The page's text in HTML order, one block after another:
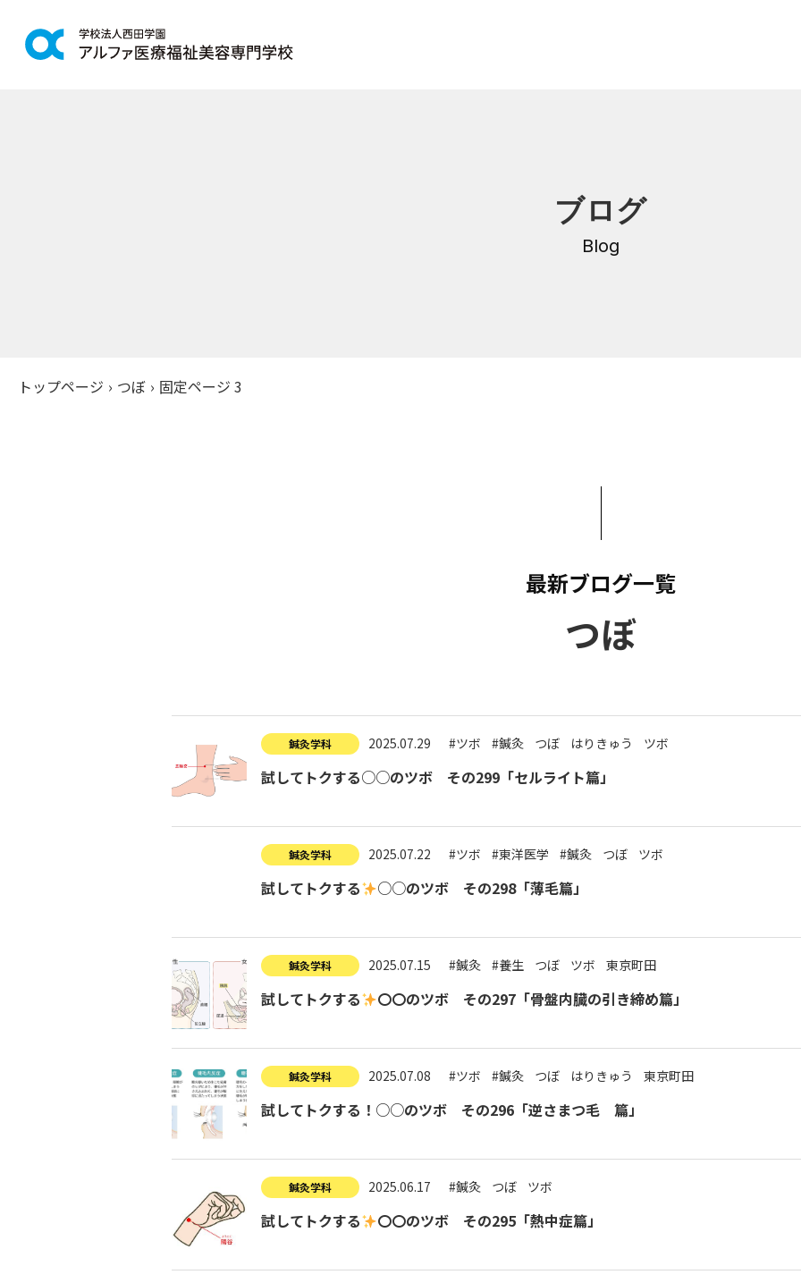
介護支援専門員更新研修
公共職業訓練
ブログ
Blog
トップページ › つぼ › 固定ページ 3
最新ブログ一覧
つぼ
鍼灸学科 2025.07.29 #ツボ #鍼灸 つぼ はりきゅう ツボ
試してトクする○○のツボ その299「セルライト篇」
鍼灸学科 2025.07.22 #ツボ #東洋医学 #鍼灸 つぼ ツボ
試してトクする ○○のツボ その298「薄毛篇」
鍼灸学科 2025.07.15 #鍼灸 #養生 つぼ ツボ 東京町田
試してトクする 〇〇のツボ その297「骨盤内臓の引き締め篇」
鍼灸学科 2025.07.08 #ツボ #鍼灸 つぼ はりきゅう 東京町田
試してトクする！○○のツボ その296「逆さまつ毛 篇」
鍼灸学科 2025.06.17 #鍼灸 つぼ ツボ
試してトクする 〇〇のツボ その295「熱中症篇」